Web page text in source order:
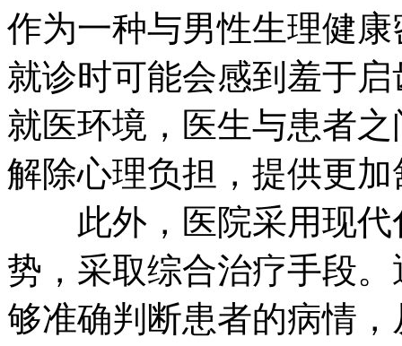
作为一种与男性生理健
就诊时可能会感到羞于
就医环境，医生与患者
解除心理负担，提供更
此外，医院采用现代
势，采取综合治疗手段
够准确判断患者的病情